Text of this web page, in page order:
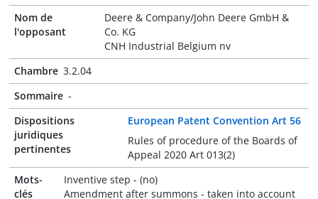
Nom de
l'opposant
Deere & Company/John Deere GmbH &
Co. KG
CNH Industrial Belgium nv
Chambre 3.2.04
Sommaire -
Dispositions
juridiques
pertinentes
European Patent Convention Art 56
Rules of procedure of the Boards of
Appeal 2020 Art 013(2)
Mots-
clés
Inventive step - (no)
Amendment after summons - taken into account